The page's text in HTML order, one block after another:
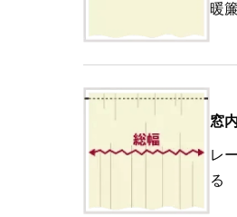
暖
窓
レ
る